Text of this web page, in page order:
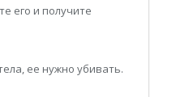
его и получите
ее нужно убивать.